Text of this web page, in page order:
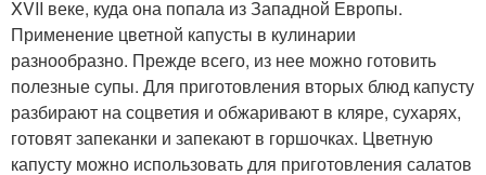
Капуста в
микроволновке
Пошаговый рецепт
Рецепт с фото
Запеканка из цветной
капусты
XVII веке, куда она попала из Западной Европы.
Применение цветной капусты в кулинарии
разнообразно. Прежде всего, из нее можно готовить
полезные супы. Для приготовления вторых блюд капусту
разбирают на соцветия и обжаривают в кляре, сухарях,
готовят запеканки и запекают в горшочках. Цветную
капусту можно использовать для приготовления салатов